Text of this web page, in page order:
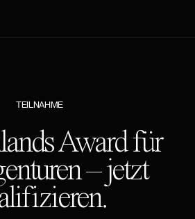
TEILNAHME
Award für
– jetzt